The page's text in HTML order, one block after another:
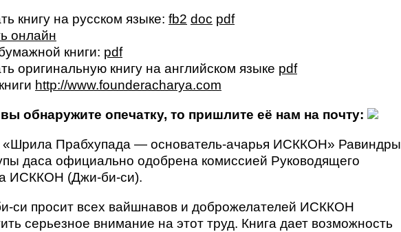
книгу на русском языке: fb2 doc pdf
онлайн
книги: pdf
оригинальную книгу на английском языке pdf
http://www.founderacharya.com
обнаружите опечатку, то пришлите её нам на почту:
«Шрила Прабхупада — основатель-ачарья ИСККОН» Равиндры
даса официально одобрена комиссией Руководящего
ИСККОН (Джи-би-си).
си просит всех вайшнавов и доброжелателей ИСККОН
серьезное внимание на этот труд. Книга дает возможность